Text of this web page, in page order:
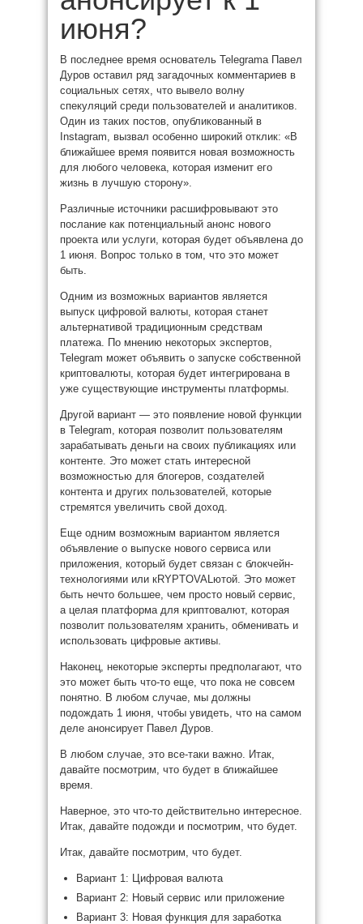
июня?
В последнее время основатель Telegramа Павел
Дуров оставил ряд загадочных комментариев в
социальных сетях, что вывело волну
спекуляций среди пользователей и аналитиков.
Один из таких постов, опубликованный в
Instagram, вызвал особенно широкий отклик: «В
ближайшее время появится новая возможность
для любого человека, которая изменит его
жизнь в лучшую сторону».
Различные источники расшифровывают это
послание как потенциальный анонс нового
проекта или услуги, которая будет объявлена до
1 июня. Вопрос только в том, что это может
быть.
Одним из возможных вариантов является
выпуск цифровой валюты, которая станет
альтернативой традиционным средствам
платежа. По мнению некоторых экспертов,
Telegram может объявить о запуске собственной
криптовалюты, которая будет интегрирована в
уже существующие инструменты платформы.
Другой вариант — это появление новой функции
в Telegram, которая позволит пользователям
зарабатывать деньги на своих публикациях или
контенте. Это может стать интересной
возможностью для блогеров, создателей
контента и других пользователей, которые
стремятся увеличить свой доход.
Еще одним возможным вариантом является
объявление о выпуске нового сервиса или
приложения, который будет связан с блокчейн-
технологиями или кRYPTOVALютой. Это может
быть нечто большее, чем просто новый сервис,
а целая платформа для криптовалют, которая
позволит пользователям хранить, обменивать и
использовать цифровые активы.
Наконец, некоторые эксперты предполагают, что
это может быть что-то еще, что пока не совсем
понятно. В любом случае, мы должны
подождать 1 июня, чтобы увидеть, что на самом
деле анонсирует Павел Дуров.
В любом случае, это все-таки важно. Итак,
давайте посмотрим, что будет в ближайшее
время.
Наверное, это что-то действительно интересное.
Итак, давайте подожди и посмотрим, что будет.
Итак, давайте посмотрим, что будет.
Вариант 1: Цифровая валюта
Вариант 2: Новый сервис или приложение
Вариант 3: Новая функция для заработка